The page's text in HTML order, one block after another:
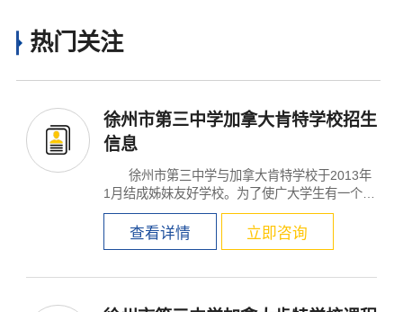
热门关注
徐州市第三中学加拿大肯特学校招生
信息
徐州市第三中学与加拿大肯特学校于2013年
1月结成姊妹友好学校。为了使广大学生有一个更
好的发展平台...
查看详情 立即咨询